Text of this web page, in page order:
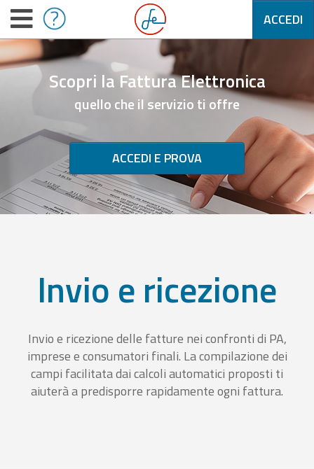
ACCEDI
Scopri la Fattura Elettronica
quello che il servizio ti offre
ACCEDI E PROVA
Invio e ricezione
Invio e ricezione delle fatture nei confronti di PA,
imprese e consumatori finali. La compilazione dei
campi facilitata dai calcoli automatici proposti ti
aiuterà a predisporre rapidamente ogni fattura.